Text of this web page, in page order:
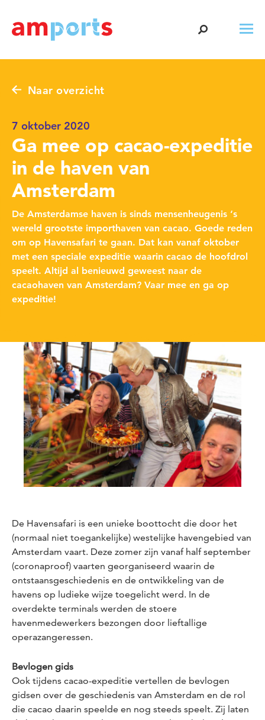
Naar overzicht
7 oktober 2020
Ga mee op cacao-expeditie
in de haven van
Amsterdam
De Amsterdamse haven is sinds mensenheugenis ‘s
wereld grootste importhaven van cacao. Goede reden
om op Havensafari te gaan. Dat kan vanaf oktober
met een speciale expeditie waarin cacao de hoofdrol
speelt. Altijd al benieuwd geweest naar de
cacaohaven van Amsterdam? Vaar mee en ga op
expeditie!
De Havensafari is een unieke boottocht die door het
(normaal niet toegankelijke) westelijke havengebied van
Amsterdam vaart. Deze zomer zijn vanaf half september
(coronaproof) vaarten georganiseerd waarin de
ontstaansgeschiedenis en de ontwikkeling van de
havens op ludieke wijze toegelicht werd. In de
overdekte terminals werden de stoere
havenmedewerkers bezongen door lieftallige
operazangeressen.
Bevlogen gids
Ook tijdens cacao-expeditie vertellen de bevlogen
gidsen over de geschiedenis van Amsterdam en de rol
die cacao daarin speelde en nog steeds speelt. Zij laten